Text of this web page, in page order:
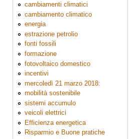
cambiamenti climatici
cambiamento climatico
energia
estrazione petrolio
fonti fossili
formazione
fotovoltaico domestico
incentivi
mercoledì 21 marzo 2018:
mobilità sostenibile
sistemi accumulo
veicoli elettrici
Efficienza energetica
Risparmio e Buone pratiche